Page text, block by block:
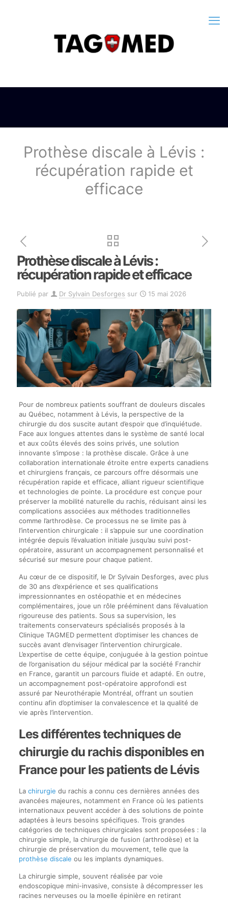
Prothèse discale à Lévis :
récupération rapide et
efficace
Prothèse discale à Lévis :
récupération rapide et efficace
Publié par Dr Sylvain Desforges sur 15 mai 2026
Pour de nombreux patients souffrant de douleurs discales
au Québec, notamment à Lévis, la perspective de la
chirurgie du dos suscite autant d’espoir que d’inquiétude.
Face aux longues attentes dans le système de santé local
et aux coûts élevés des soins privés, une solution
innovante s’impose : la prothèse discale. Grâce à une
collaboration internationale étroite entre experts canadiens
et chirurgiens français, ce parcours offre désormais une
récupération rapide et efficace, alliant rigueur scientifique
et technologies de pointe. La procédure est conçue pour
préserver la mobilité naturelle du rachis, réduisant ainsi les
complications associées aux méthodes traditionnelles
comme l’arthrodèse. Ce processus ne se limite pas à
l’intervention chirurgicale : il s’appuie sur une coordination
intégrée depuis l’évaluation initiale jusqu’au suivi post-
opératoire, assurant un accompagnement personnalisé et
sécurisé sur mesure pour chaque patient.
Au cœur de ce dispositif, le Dr Sylvain Desforges, avec plus
de 30 ans d’expérience et ses qualifications
impressionnantes en ostéopathie et en médecines
complémentaires, joue un rôle prééminent dans l’évaluation
rigoureuse des patients. Sous sa supervision, les
traitements conservateurs spécialisés proposés à la
Clinique TAGMED permettent d’optimiser les chances de
succès avant d’envisager l’intervention chirurgicale.
L’expertise de cette équipe, conjuguée à la gestion pointue
de l’organisation du séjour médical par la société Franchir
en France, garantit un parcours fluide et adapté. En outre,
un accompagnement post-opératoire approfondi est
assuré par Neurothérapie Montréal, offrant un soutien
continu afin d’optimiser la convalescence et la qualité de
vie après l’intervention.
Les différentes techniques de
chirurgie du rachis disponibles en
France pour les patients de Lévis
La chirurgie du rachis a connu ces dernières années des
avancées majeures, notamment en France où les patients
internationaux peuvent accéder à des solutions de pointe
adaptées à leurs besoins spécifiques. Trois grandes
catégories de techniques chirurgicales sont proposées : la
chirurgie simple, la chirurgie de fusion (arthrodèse) et la
chirurgie de préservation du mouvement, telle que la
prothèse discale ou les implants dynamiques.
La chirurgie simple, souvent réalisée par voie
endoscopique mini-invasive, consiste à décompresser les
racines nerveuses ou la moelle épinière en retirant